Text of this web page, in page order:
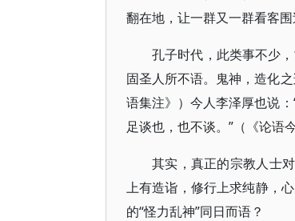
翻在地，让一群又一群看客
孔子时代，此类事不少
固圣人所不语。鬼神，造化
语集注》）今人李泽厚也说
足谈也，也不谈。”（《论语
其实，真正的宗教人士
上有造诣，修行上求纯静，
的“怪力乱神”同日而语？